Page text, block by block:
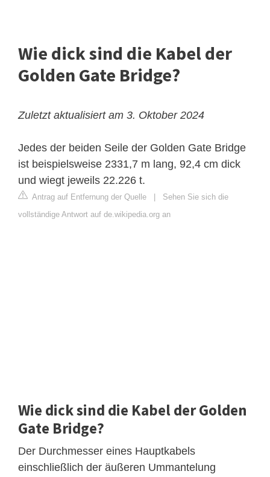
Wie dick sind die Kabel der
Golden Gate Bridge?
Zuletzt aktualisiert am 3. Oktober 2024
Jedes der beiden Seile der Golden Gate Bridge
ist beispielsweise 2331,7 m lang, 92,4 cm dick
und wiegt jeweils 22.226 t.
Antrag auf Entfernung der Quelle
Sehen Sie sich die
vollständige Antwort auf de.wikipedia.org an
Wie dick sind die Kabel der Golden
Gate Bridge?
Der Durchmesser eines Hauptkabels
einschließlich der äußeren Ummantelung